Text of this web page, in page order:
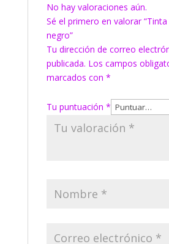
No hay valoraciones aún.
Sé el primero en valorar
negro”
Tu dirección de correo
publicada. Los campos
marcados con *
Tu puntuación *